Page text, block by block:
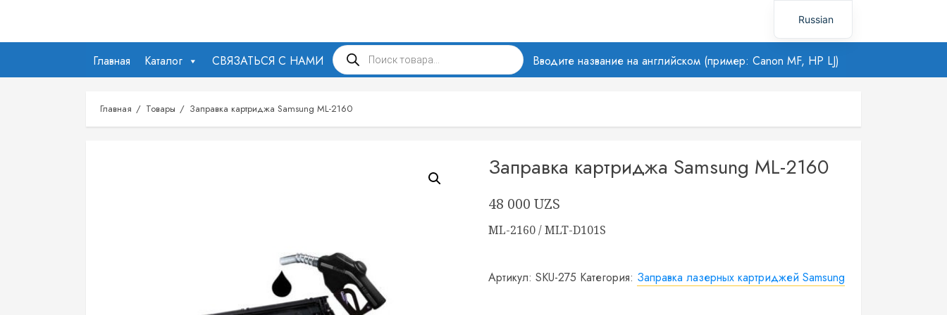
содержимому
Главная
Каталог СВЯЗАТЬСЯ С НАМИ
Поиск
товаров Вводите название на английском (пример: Canon MF, HP LJ)
Главная Товары Заправка картриджа Samsung ML-2160
Заправка картриджа Samsung ML-2160
48 000UZS
ML-2160 / MLT-D101S
Артикул:SKU-275 Категория: Заправка лазерных картриджей Samsung
Russian
Uzbek